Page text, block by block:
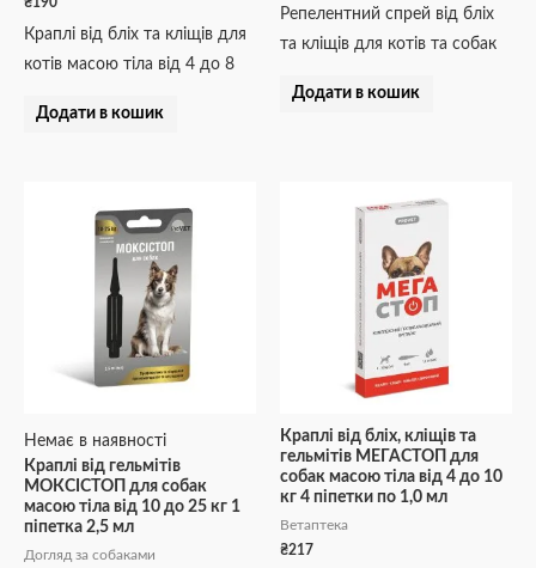
Краплі від бліх та кліщів для
котів масою тіла від 4 до 8
Додати в кошик
Репелентний спрей від бліх
та кліщів для котів та собак
Додати в кошик
Немає в наявності
Краплі від гельмітів
МОКСІСТОП для собак
масою тіла від 10 до 25 кг 1
піпетка 2,5 мл
Догляд за собаками
Краплі від бліх, кліщів та
гельмітів МЕГАСТОП для
собак масою тіла від 4 до 10
кг 4 піпетки по 1,0 мл
Ветаптека
₴217